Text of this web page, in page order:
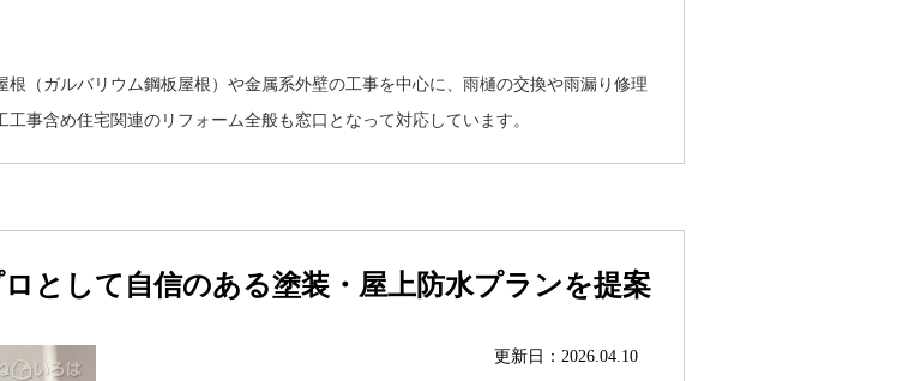
（ガルバリウム鋼板屋根）や金属系外壁の工事を中心に、雨樋の交換や雨漏り修理
事含め住宅関連のリフォーム全般も窓口となって対応しています。
として自信のある塗装・屋上防水プランを提案
更新日：2026.04.10